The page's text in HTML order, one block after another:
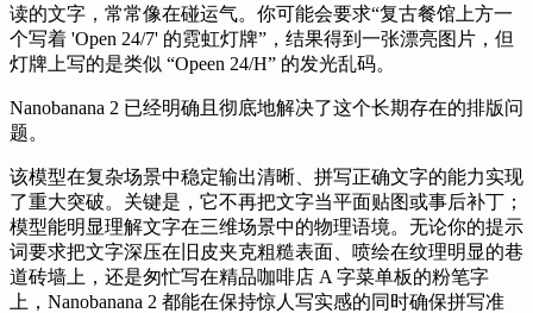
读的文字，常常像在碰运气。你可能会要求“复古餐馆上方一
个写着 'Open 24/7' 的霓虹灯牌”，结果得到一张漂亮图片，但
灯牌上写的是类似 “Opeen 24/H” 的发光乱码。
Nanobanana 2 已经明确且彻底地解决了这个长期存在的排版问
题。
该模型在复杂场景中稳定输出清晰、拼写正确文字的能力实现
了重大突破。关键是，它不再把文字当平面贴图或事后补丁；
模型能明显理解文字在三维场景中的物理语境。无论你的提示
词要求把文字深压在旧皮夹克粗糙表面、喷绘在纹理明显的巷
道砖墙上，还是匆忙写在精品咖啡店 A 字菜单板的粉笔字
上，Nanobanana 2 都能在保持惊人写实感的同时确保拼写准